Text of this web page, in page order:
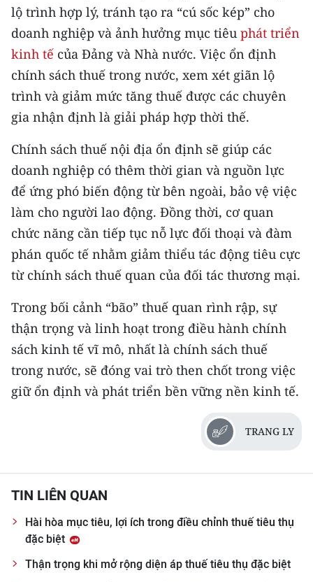
lộ trình hợp lý, tránh tạo ra “cú sốc kép” cho
doanh nghiệp và ảnh hưởng mục tiêu phát triển
kinh tế của Đảng và Nhà nước. Việc ổn định
chính sách thuế trong nước, xem xét giãn lộ
trình và giảm mức tăng thuế được các chuyên
gia nhận định là giải pháp hợp thời thế.
Chính sách thuế nội địa ổn định sẽ giúp các
doanh nghiệp có thêm thời gian và nguồn lực
để ứng phó biến động từ bên ngoài, bảo vệ việc
làm cho người lao động. Đồng thời, cơ quan
chức năng cần tiếp tục nỗ lực đối thoại và đàm
phán quốc tế nhằm giảm thiểu tác động tiêu cực
từ chính sách thuế quan của đối tác thương mại.
Trong bối cảnh “bão” thuế quan rình rập, sự
thận trọng và linh hoạt trong điều hành chính
sách kinh tế vĩ mô, nhất là chính sách thuế
trong nước, sẽ đóng vai trò then chốt trong việc
giữ ổn định và phát triển bền vững nền kinh tế.
TRANG LY
TIN LIÊN QUAN
Hài hòa mục tiêu, lợi ích trong điều chỉnh thuế tiêu thụ
đặc biệt
Thận trọng khi mở rộng diện áp thuế tiêu thụ đặc biệt